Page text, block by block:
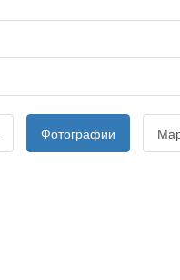
Фотографии